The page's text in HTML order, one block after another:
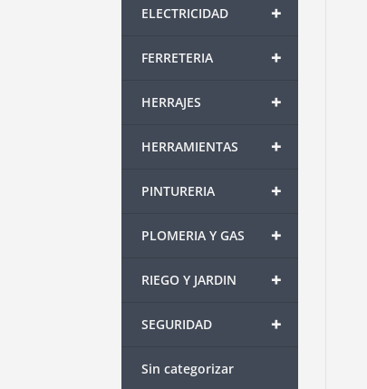
+
ELECTRICIDAD
+
FERRETERIA
+
HERRAJES
+
HERRAMIENTAS
+
PINTURERIA
+
PLOMERIA Y GAS
+
RIEGO Y JARDIN
+
SEGURIDAD
Sin categorizar